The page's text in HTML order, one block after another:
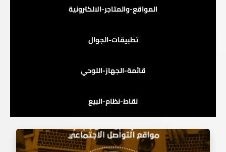
المواقع-والمتاجر-الالكترونية
تطبيقات-الجوال
قائمة-الجهاز-اللوحي
نقاط-نظام-البيع